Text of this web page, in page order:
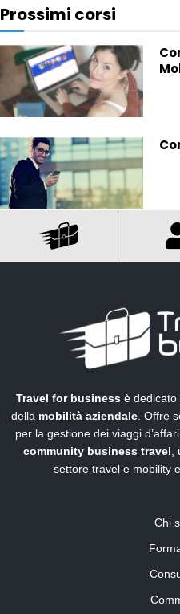
Prossimi corsi
Travel for business è dedicato
della mobilità aziendale. Offre
per la gestione dei viaggi
community business travel,
settore travel e mobility
Chi